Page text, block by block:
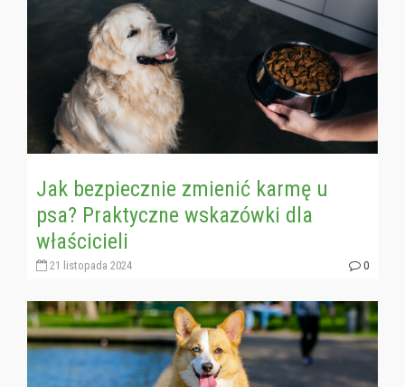
Jak bezpiecznie zmienić karmę u
psa? Praktyczne wskazówki dla
właścicieli
21 listopada 2024 0